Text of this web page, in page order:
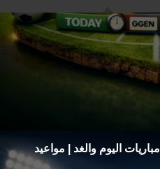
مباريات اليوم والغد | مواعيد